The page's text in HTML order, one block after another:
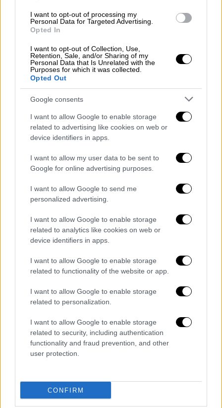
I want to opt-out of processing my
Personal Data for Targeted Advertising.
Opted In
I want to opt-out of Collection, Use,
Retention, Sale, and/or Sharing of my
Personal Data that Is Unrelated with the
Purposes for which it was collected.
Opted Out
Google consents
I want to allow Google to enable storage
related to advertising like cookies on web or
device identifiers in apps.
I want to allow my user data to be sent to
Google for online advertising purposes.
I want to allow Google to send me
personalized advertising.
I want to allow Google to enable storage
related to analytics like cookies on web or
device identifiers in apps.
I want to allow Google to enable storage
related to functionality of the website or app.
I want to allow Google to enable storage
related to personalization.
I want to allow Google to enable storage
related to security, including authentication
functionality and fraud prevention, and other
user protection.
CONFIRM
Πολιτική|30.09.2020 15:40
Φωτιά στο Μάτι: Ελεύθερος με εγγύηση
20.000 ευρώ ο Ηλίας Ψινάκης
Ο Ηλίας Ψινάκης υποστήριξε ότι είχαν
ληφθεί όλα τα μέτρα πρόληψης για την
αποφυγή της φωτιάς στο Μάτι
Κόσμος|09.06.2020 13:58
George Floyd: Ένα εκατ. δολάρια η
εγγύηση για τον αστυνομικό
Ο Ντέρεκ Σόβιν, που κατηγορείται για τον
φόνο του 46χρονου, κρατείται σε φυλακή
ΑΛΛΑ #TAGS